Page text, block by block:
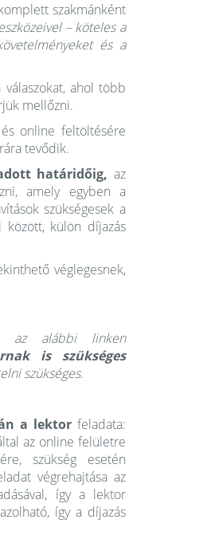
szakmánként
– köteles a
és a
ahol több
mellőzni.
online feltöltésére
tevődik.
határidőig,az
amely egyben a
szükségesek a
között, külön díjazás
véglegesnek,
az alábbi linken
is
szükséges
szükséges.
a lektorfeladata:
az online felületre
szükség esetén
végrehajtása az
így a lektor
így a díjazás